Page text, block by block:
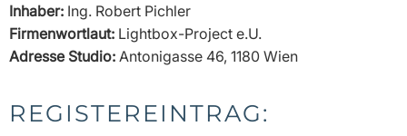
Inhaber: Ing. Robert Pichler
Firmenwortlaut: Lightbox-Project e.U.
Adresse Studio: Antonigasse 46, 1180 Wien
REGISTEREINTRAG: